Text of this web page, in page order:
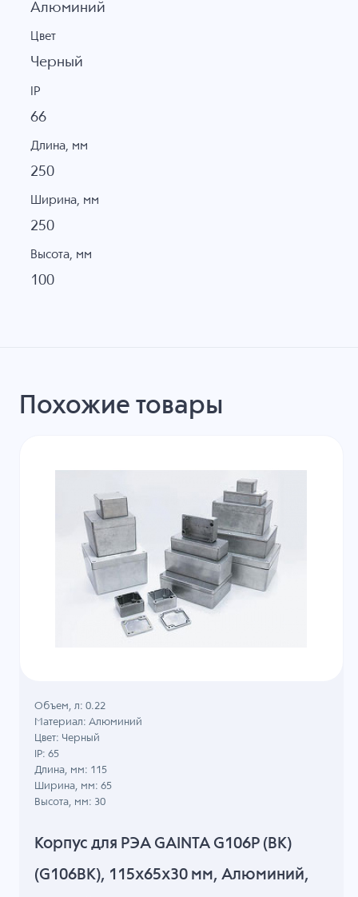
Алюминий
Цвет
Черный
IP
66
Длина, мм
250
Ширина, мм
250
Высота, мм
100
Похожие товары
Корпус для РЭА GAINTA G106P (BK)
(G106BK), 115x65x30 мм, Алюминий,
Объем, л: 0.22
Материал: Алюминий
Цвет: Черный
IP: 65
Длина, мм: 115
Ширина, мм: 65
Высота, мм: 30